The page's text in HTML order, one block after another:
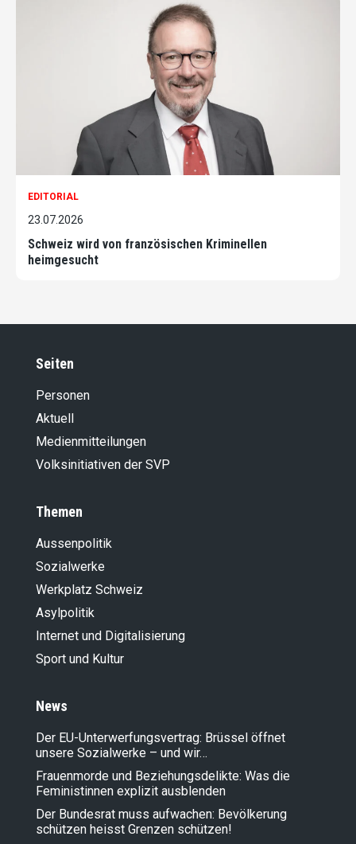
EDITORIAL
23.07.2026
Schweiz wird von französischen Kriminellen
heimgesucht
Seiten
Personen
Aktuell
Medienmitteilungen
Volksinitiativen der SVP
Themen
Aussenpolitik
Sozialwerke
Werkplatz Schweiz
Asylpolitik
Internet und Digitalisierung
Sport und Kultur
News
Der EU-Unterwerfungsvertrag: Brüssel öffnet
unsere Sozialwerke – und wir…
Frauenmorde und Beziehungsdelikte: Was die
Feministinnen explizit ausblenden
Der Bundesrat muss aufwachen: Bevölkerung
schützen heisst Grenzen schützen!